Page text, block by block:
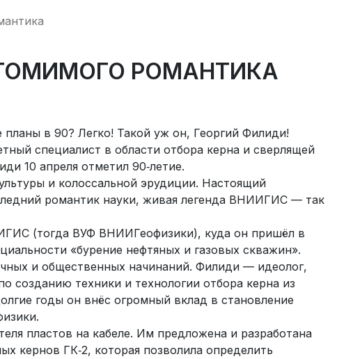
РОМАНТИКА
в 90? Легко! Такой уж он, Георгий Филиди!
специалист в области отбора керна и сверлящей
10 апреля отметил 90‑летие.
и колоссальной эрудиции. Настоящий
романтик науки, живая легенда ВНИИГИС — так
(тогда ВУФ ВНИИГеофизики), куда он пришёл в
«бурение нефтяных и газовых скважин».
и общественных начинаний. Филиди — идеолог,
созданию техники и технологии отбора керна из
годы он внёс огромный вклад в становление
пластов на кабеле. Им предложена и разработана
кернов ГК‑2, которая позволила определить